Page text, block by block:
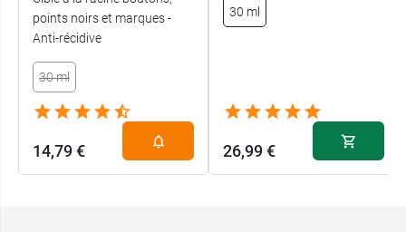
A post shared by Laboratoire SVR (@laboratoire_svr)
points noirs et marques -
Anti-récidive
30 ml
14,79 €
30 ml
26,99 €